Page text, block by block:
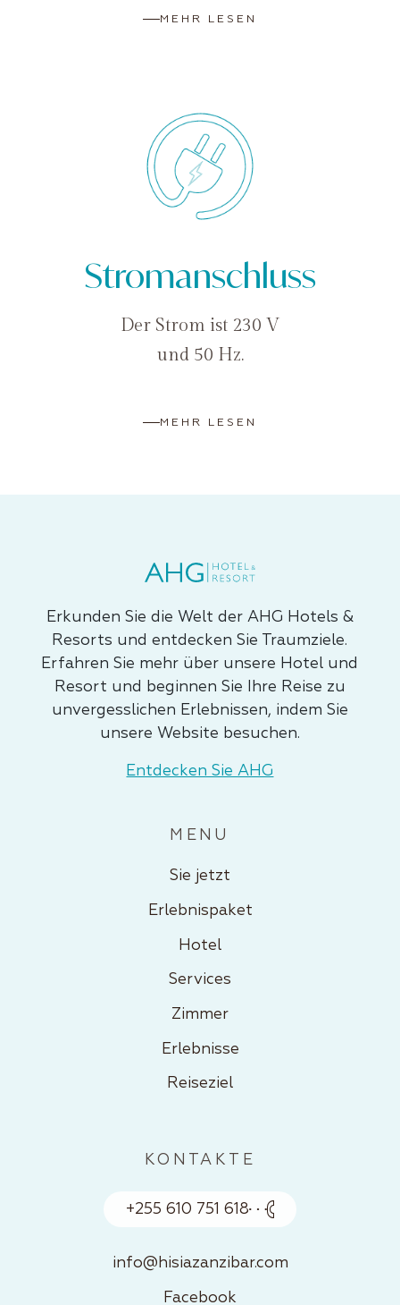
MEHR LESEN
Stromanschluss
Der Strom ist 230 V
und 50 Hz.
MEHR LESEN
Erkunden Sie die Welt der AHG Hotels &
Resorts und entdecken Sie Traumziele.
Erfahren Sie mehr über unsere Hotel und
Resort und beginnen Sie Ihre Reise zu
unvergesslichen Erlebnissen, indem Sie
unsere Website besuchen.
Entdecken Sie AHG
MENU
Sie jetzt
Erlebnispaket
Hotel
Services
Zimmer
Erlebnisse
Reiseziel
KONTAKTE
+255 610 751 618
info@hisiazanzibar.com
Facebook